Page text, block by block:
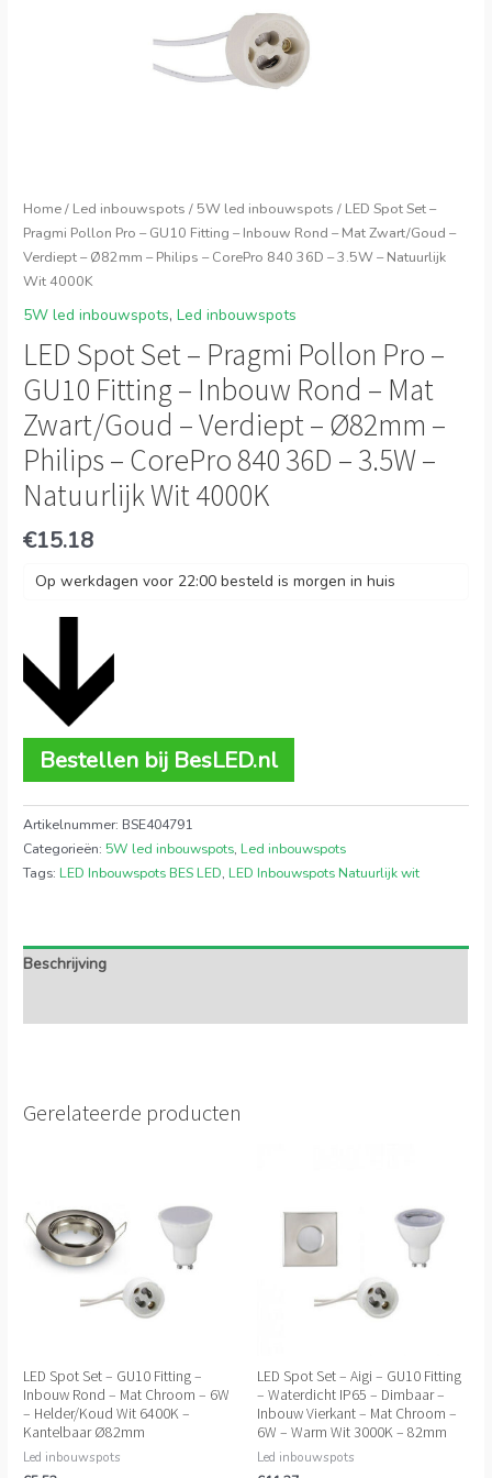
Home/ Led inbouwspots / 5W led inbouwspots / LED Spot Set –
Pragmi Pollon Pro – GU10 Fitting – Inbouw Rond – Mat Zwart/Goud –
Verdiept – Ø82mm – Philips – CorePro 840 36D – 3.5W – Natuurlijk
Wit 4000K
5W led inbouwspots,Led inbouwspots
LED Spot Set – Pragmi Pollon Pro –
GU10 Fitting – Inbouw Rond – Mat
Zwart/Goud – Verdiept – Ø82mm –
Philips – CorePro 840 36D – 3.5W –
Natuurlijk Wit 4000K
€15.18
Op werkdagen voor 22:00 besteld is morgen in huis
Bestellen bij BesLED.nl
Artikelnummer: BSE404791
Categorieën: 5W led inbouwspots, Led inbouwspots
Tags: LED Inbouwspots BES LED, LED Inbouwspots Natuurlijk wit
Beschrijving
Gerelateerde producten
LED Spot Set – GU10 Fitting –
Inbouw Rond – Mat Chroom – 6W
– Helder/Koud Wit 6400K –
Kantelbaar Ø82mm
Led inbouwspots
LED Spot Set – Aigi – GU10 Fitting
– Waterdicht IP65 – Dimbaar –
Inbouw Vierkant – Mat Chroom –
6W – Warm Wit 3000K – 82mm
Led inbouwspots